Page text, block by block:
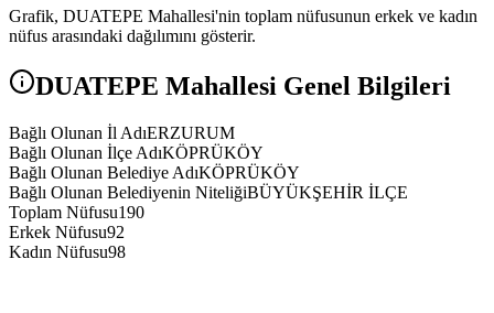
Grafik, DUATEPE Mahallesi'nin toplam nüfusunun erkek ve kadın
nüfus arasındaki dağılımını gösterir.
DUATEPE Mahallesi Genel Bilgileri
Bağlı Olunan İl AdıERZURUM
Bağlı Olunan İlçe AdıKÖPRÜKÖY
Bağlı Olunan Belediye AdıKÖPRÜKÖY
Bağlı Olunan Belediyenin NiteliğiBÜYÜKŞEHİR İLÇE
Toplam Nüfusu190
Erkek Nüfusu92
Kadın Nüfusu98